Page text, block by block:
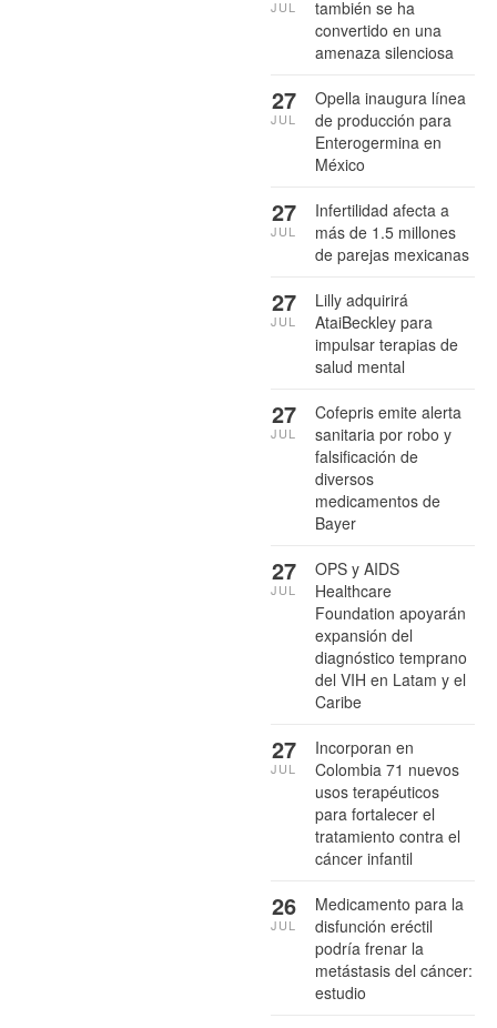
también se ha
convertido en una
amenaza silenciosa
JUL
Opella inaugura línea
de producción para
Enterogermina en
México
27
JUL
Infertilidad afecta a
más de 1.5 millones
de parejas mexicanas
27
JUL
Lilly adquirirá
AtaiBeckley para
impulsar terapias de
salud mental
27
JUL
Cofepris emite alerta
sanitaria por robo y
falsificación de
diversos
medicamentos de
Bayer
27
JUL
OPS y AIDS
Healthcare
Foundation apoyarán
expansión del
diagnóstico temprano
del VIH en Latam y el
Caribe
27
JUL
Incorporan en
Colombia 71 nuevos
usos terapéuticos
para fortalecer el
tratamiento contra el
cáncer infantil
27
JUL
Medicamento para la
disfunción eréctil
podría frenar la
metástasis del cáncer:
estudio
26
JUL